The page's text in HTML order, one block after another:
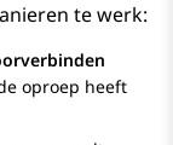
te werk:
oproep heeft